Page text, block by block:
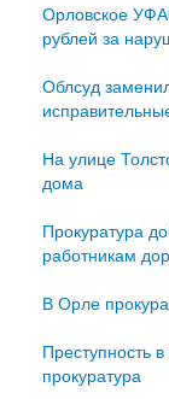
Орловское
рублей за
Облсуд
На улице
дома
Прокуратура
работникам
В Орле
Преступность
прокуратура